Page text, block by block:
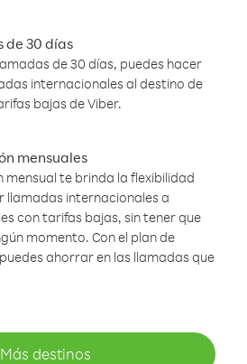
de 30 días
de 30 días, puedes hacer
internacionales al destino de
bajas de Viber.
mensuales
mensual te brinda la flexibilidad
llamadas internacionales a
con tarifas bajas, sin tener que
momento. Con el plan de
ahorrar en las llamadas que
Más destinos